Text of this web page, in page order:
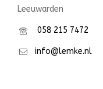
Leeuwarden
058 215 7472
info@lemke.nl